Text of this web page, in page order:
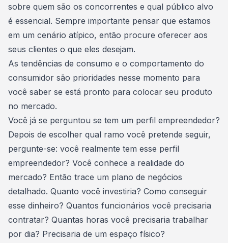
sobre quem são os concorrentes e qual público alvo
é essencial. Sempre importante pensar que estamos
em um cenário atípico, então procure oferecer aos
seus clientes o que eles desejam.
As tendências de consumo e o comportamento do
consumidor são prioridades nesse momento para
você saber se está pronto para colocar seu produto
no mercado.
Você já se perguntou se tem um perfil empreendedor?
Depois de escolher qual ramo você pretende seguir,
pergunte-se: você realmente tem esse perfil
empreendedor? Você conhece a realidade do
mercado? Então trace um plano de negócios
detalhado. Quanto você investiria? Como conseguir
esse dinheiro? Quantos funcionários você precisaria
contratar? Quantas horas você precisaria trabalhar
por dia? Precisaria de um espaço físico?